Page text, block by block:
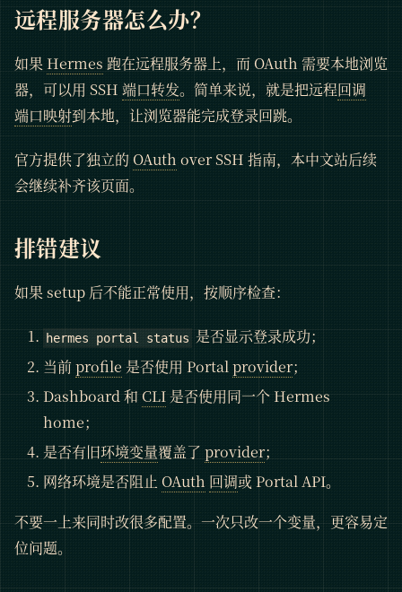
远程服务器怎么办？
如果 Hermes 跑在远程服务器上，而 OAuth 需要本地浏览
器，可以用 SSH 端口转发。简单来说，就是把远程回调
端口映射到本地，让浏览器能完成登录回跳。
官方提供了独立的 OAuth over SSH 指南，本中文站后续
会继续补齐该页面。
排错建议
如果 setup 后不能正常使用，按顺序检查：
hermes portal status 是否显示登录成功；
当前profile 是否使用 Portalprovider；
Dashboard 和 CLI是否使用同一个 Hermes
home；
是否有旧环境变量覆盖了 provider；
网络环境是否阻止 OAuth 回调或 Portal API。
不要一上来同时改很多配置。一次只改一个变量，更容易定
位问题。